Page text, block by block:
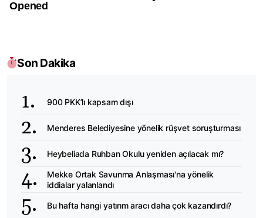
Son Dakika
900 PKK’lı kapsam dışı
Menderes Belediyesine yönelik rüşvet soruşturması
Heybeliada Ruhban Okulu yeniden açılacak mı?
Mekke Ortak Savunma Anlaşması'na yönelik
iddialar yalanlandı
Bu hafta hangi yatırım aracı daha çok kazandırdı?